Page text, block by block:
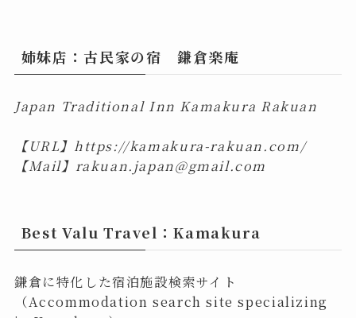
姉妹店：古民家の宿 鎌倉楽庵
Japan Traditional Inn Kamakura Rakuan
【URL】 https://kamakura-rakuan.com/
【Mail】 rakuan.japan@gmail.com
Best Valu Travel：Kamakura
鎌倉に特化した宿泊施設検索サイト
（Accommodation search site specializing